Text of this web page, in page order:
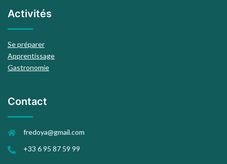
Activités
Se préparer
Apprentissage
Gastronomie
Contact
fredoya@gmail.com
+33 6 95 87 59 99